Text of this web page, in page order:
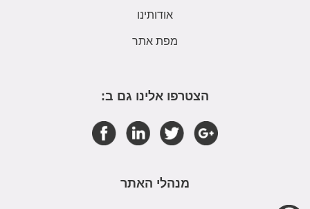
אודותינו
מפת אתר
הצטרפו אלינו גם ב:
מנהלי האתר